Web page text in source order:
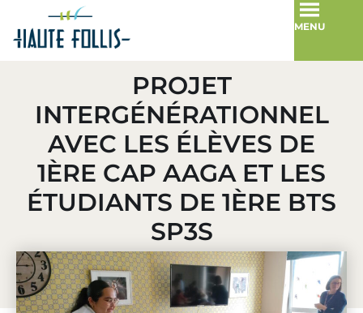
MENU
PROJET
INTERGÉNÉRATIONNEL
AVEC LES ÉLÈVES DE
1ÈRE CAP AAGA ET LES
ÉTUDIANTS DE 1ÈRE BTS
SP3S
27 mars 2025